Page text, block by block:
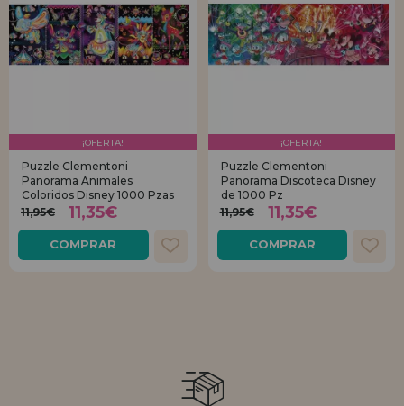
¡OFERTA!
Puzzle Clementoni
Panorama Animales
Coloridos Disney 1000 Pzas
11,95€
11,35€
COMPRAR
¡OFERTA!
Puzzle Clementoni
Panorama Discoteca Disney
de 1000 Pz
11,95€
11,35€
COMPRAR